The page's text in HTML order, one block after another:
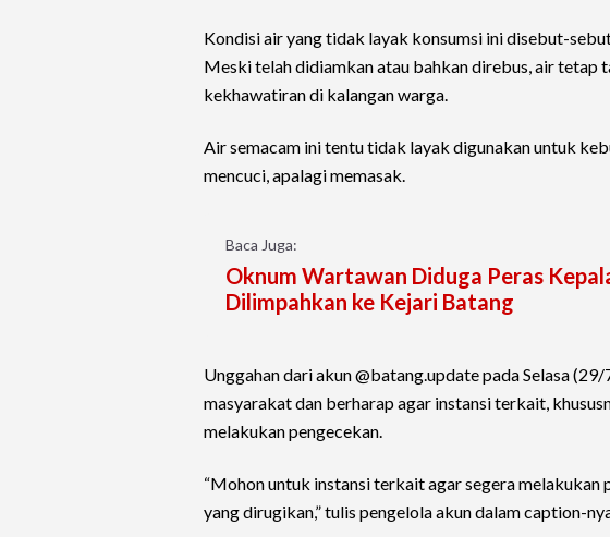
Kondisi air yang tidak layak konsumsi ini disebut-
Meski telah didiamkan atau bahkan direbus, air tetap
kekhawatiran di kalangan warga.
Air semacam ini tentu tidak layak digunakan untuk
mencuci, apalagi memasak.
Baca Juga:
Oknum Wartawan Diduga Peras
Dilimpahkan ke Kejari Batang
Unggahan dari akun @batang.update pada Selasa
masyarakat dan berharap agar instansi terkait,
melakukan pengecekan.
“Mohon untuk instansi terkait agar segera melakukan
yang dirugikan,” tulis pengelola akun dalam caption-